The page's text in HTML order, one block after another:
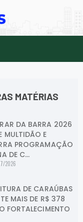
MATÉRIAS
DA BARRA 2026
MULTIDÃO E
PROGRAMAÇÃO
DE C...
2026
DE CARAÚBAS
MAIS DE R$ 378
FORTALECIMENTO